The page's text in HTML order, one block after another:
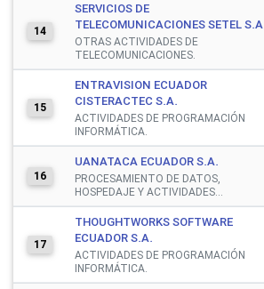
14
SERVICIOS DE
TELECOMUNICACIONES SETEL S.A
OTRAS ACTIVIDADES DE
TELECOMUNICACIONES.
15
ENTRAVISION ECUADOR
CISTERACTEC S.A.
ACTIVIDADES DE PROGRAMACIÓN
INFORMÁTICA.
16
UANATACA ECUADOR S.A.
PROCESAMIENTO DE DATOS,
HOSPEDAJE Y ACTIVIDADES...
17
THOUGHTWORKS SOFTWARE
ECUADOR S.A.
ACTIVIDADES DE PROGRAMACIÓN
INFORMÁTICA.